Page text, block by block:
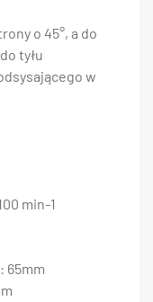
o 45°, a do
tyłu
w
min-1
65mm